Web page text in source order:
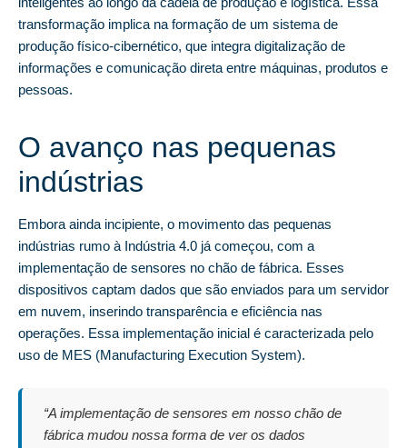
transformação implica na formação de um sistema de
produção físico-cibernético, que integra digitalização de
informações e comunicação direta entre máquinas, produtos e
pessoas.
O avanço nas pequenas
indústrias
Embora ainda incipiente, o movimento das pequenas
indústrias rumo à Indústria 4.0 já começou, com a
implementação de sensores no chão de fábrica. Esses
dispositivos captam dados que são enviados para um servidor
em nuvem, inserindo transparência e eficiência nas
operações. Essa implementação inicial é caracterizada pelo
uso de MES (Manufacturing Execution System).
“A implementação de sensores em nosso chão de
fábrica mudou nossa forma de ver os dados